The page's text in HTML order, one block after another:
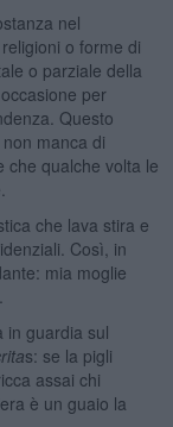
nel
o forme di
o parziale della
per
Questo
manca di
che qualche volta le
che lava stira e
Così, in
mia moglie
in guardia sul
s: se la pigli
assai chi
è un guaio la